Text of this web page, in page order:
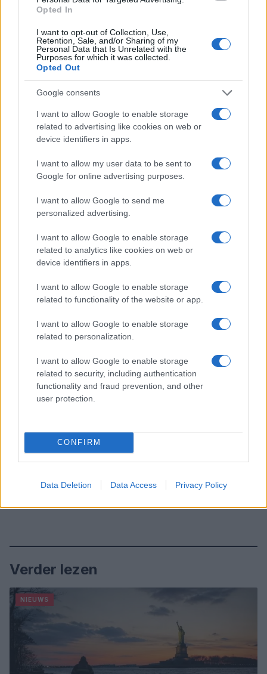
Opted In
I want to opt-out of Collection, Use,
Retention, Sale, and/or Sharing of my
Personal Data that Is Unrelated with the
Purposes for which it was collected.
Opted Out
Google consents
I want to allow Google to enable storage
related to advertising like cookies on web or
device identifiers in apps.
I want to allow my user data to be sent to
Google for online advertising purposes.
I want to allow Google to send me
personalized advertising.
I want to allow Google to enable storage
related to analytics like cookies on web or
device identifiers in apps.
I want to allow Google to enable storage
related to functionality of the website or app.
I want to allow Google to enable storage
related to personalization.
I want to allow Google to enable storage
related to security, including authentication
functionality and fraud prevention, and other
user protection.
CONFIRM
Data Deletion Data Access Privacy Policy
Een uitnodiging tot reflectie
Het debat rondom Albanese en zijn uitspraken
nodigt ons uit tot diepere reflectie over hoe we als
samenleving omgaan met politieke kritiek. Het is
van groot belang om een veilige ruimte te creëren
waar meningen kunnen worden uitgewisseld
zonder angst voor vervolging. Laten we de dialoog
aangaan, ons verdiepen in de verhalen en de
geschiedenis die deze discussie omringen, en ons
inzetten voor een samenleving waarin zowel kritiek
als respect voor mensenrechten hand in hand
AUTEUR
Redactie Newz
Verder lezen
NIEUWS